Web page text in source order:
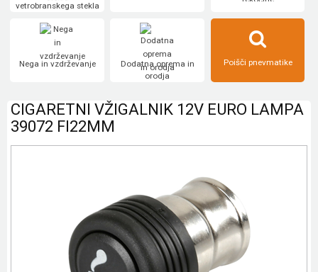
vetrobranskega stekla
Nega in vzdrževanje
Dodatna oprema in
orodja
Poišči pnevmatike
CIGARETNI VŽIGALNIK 12V EURO LAMPA
39072 FI22MM